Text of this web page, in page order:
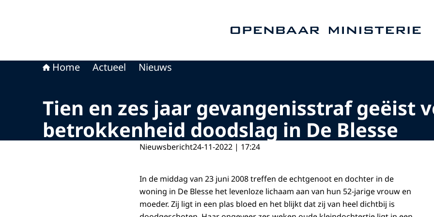
Home Actueel Nieuws
Tien en zes jaar gevangenisstraf geëist
betrokkenheid doodslag in De Blesse
Nieuwsbericht24-11-2022 | 17:24
In de middag van 23 juni 2008 treffen de echtgenoot en dochter in de
woning in De Blesse het levenloze lichaam aan van hun 52-jarige vrouw en
moeder. Zij ligt in een plas bloed en het blijkt dat zij van heel dichtbij is